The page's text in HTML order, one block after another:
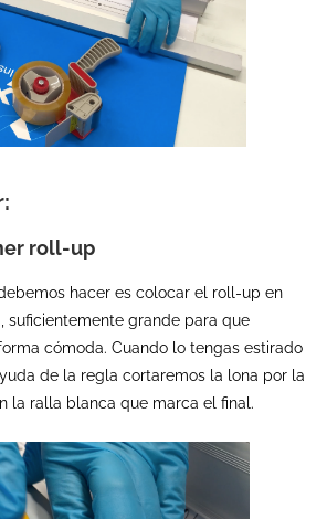
roll-up
hacer es colocar el roll-up en
suficientemente grande para que
cómoda. Cuando lo tengas estirado
de la regla cortaremos la lona por la
la ralla blanca que marca el final.